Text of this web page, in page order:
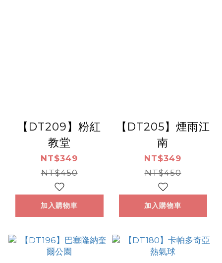
【DT209】粉紅
教堂
NT$349
NT$450
加入購物車
【DT205】煙雨江
南
NT$349
NT$450
加入購物車